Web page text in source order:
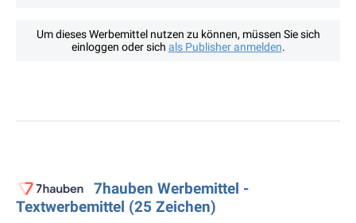
Um dieses Werbemittel nutzen zu können, müssen Sie sich
einloggen oder sich als Publisher anmelden.
7hauben Werbemittel -
Textwerbemittel (25 Zeichen)